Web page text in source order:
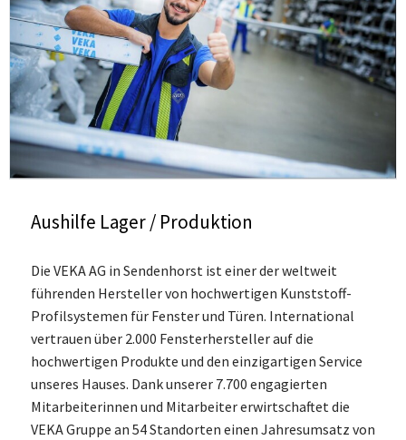
Aushilfe Lager / Produktion
Die VEKA AG in Sendenhorst ist einer der weltweit
führenden Hersteller von hochwertigen Kunststoff-
Profilsystemen für Fenster und Türen. International
vertrauen über 2.000 Fensterhersteller auf die
hochwertigen Produkte und den einzigartigen Service
unseres Hauses. Dank unserer 7.700 engagierten
Mitarbeiterinnen und Mitarbeiter erwirtschaftet die
VEKA Gruppe an 54 Standorten einen Jahresumsatz von